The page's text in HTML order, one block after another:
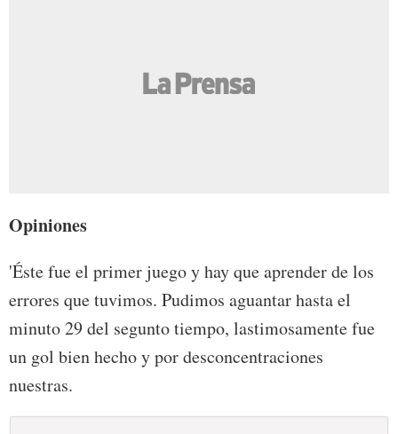
Opiniones
'Éste fue el primer juego y hay que aprender de los
errores que tuvimos. Pudimos aguantar hasta el
minuto 29 del segunto tiempo, lastimosamente fue
un gol bien hecho y por desconcentraciones
nuestras.